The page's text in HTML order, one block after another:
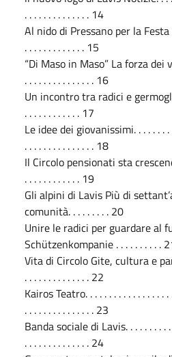
. . . . . . . . . . . . . . 14
Al nido di Pressano per la Festa
. . . . . . . . . . . . . 15
“Di Maso in Maso” La forza dei
. . . . . . . . . . . . . . . 16
Un incontro tra radici e germogli
. . . . . . . . . . . . 17
Le idee dei giovanissimi. . . . . . . . .
. . . . . . . . . . . . . . . 18
Il Circolo pensionati sta
. . . . . . . . . . . . 19
Gli alpini di Lavis Più di
comunità. . . . . . . . . 20
Unire le radici per guardare al
Schützenkompanie . . . . . . . . . .
Vita di Circolo Gite, cultura e
. . . . . . . . . . . . . . 22
Kairos Teatro. . . . . . . . . . . . . . . . . .
. . . . . . . . . . . . . . . 23
Banda sociale di Lavis. . . . . . . . . .
. . . . . . . . . . . . . . 24